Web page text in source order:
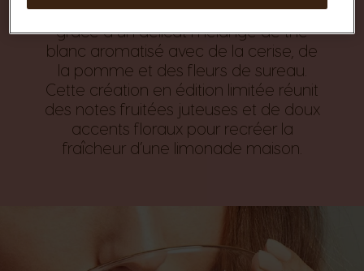
Sparky Cherry célèbre l’éclat de l’été
grâce à un délicat mélange de thé
blanc aromatisé avec de la cerise, de
la pomme et des fleurs de sureau.
Cette création en édition limitée réunit
des notes fruitées juteuses et de doux
accents floraux pour recréer la
fraîcheur d’une limonade maison.